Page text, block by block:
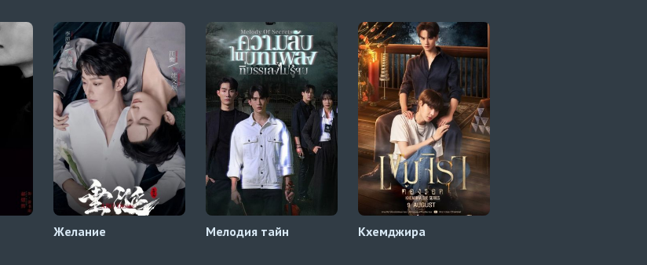
Желание Мелодия тайн Кхемджира